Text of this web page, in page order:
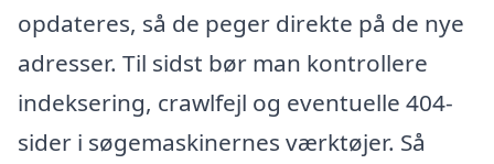
opdateres, så de peger direkte på de nye
adresser. Til sidst bør man kontrollere
indeksering, crawlfejl og eventuelle 404-
sider i søgemaskinernes værktøjer. Så